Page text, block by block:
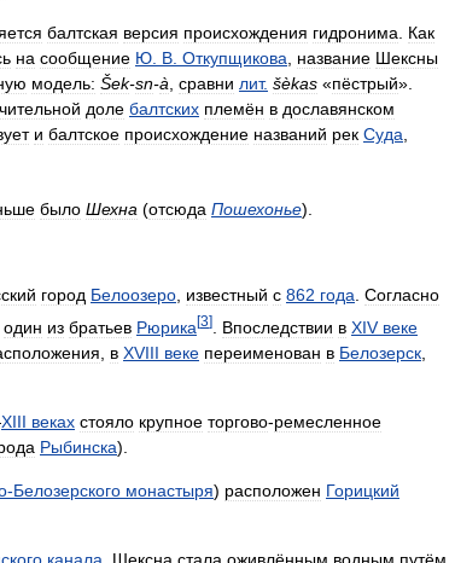
балтская версия происхождения гидронима
Как
на сообщение Ю В Откупщикова название Шексны
модель: Šek-sn-à сравни лит. šèkas «пёстрый».
доле балтских племён в дославянском
и балтское происхождение названий рек Суда
было Шехна (отсюда Пошехонье).
город Белоозеро, известный с 862 года. Согласно
один из братьев Рюрика [3] Впоследствии в XIV веке
в XVIII веке переименован в Белозерск
XIII веках стояло крупное торгово-ремесленное
Рыбинска).
-Белозерского монастыря) расположен Горицкий